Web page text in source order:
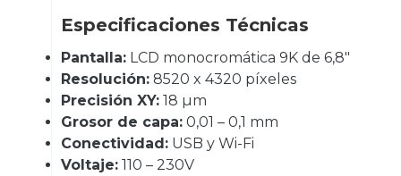
Especificaciones Técnicas
Pantalla:LCD monocromática 9K de 6,8″
Resolución:8520 x 4320 píxeles
Precisión XY:18 µm
Grosor de capa:0,01 – 0,1 mm
Conectividad:USB y Wi-Fi
Voltaje:110 – 230V